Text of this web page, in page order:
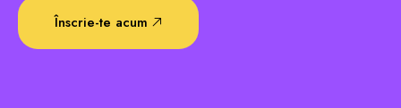
Înscrie-te acum